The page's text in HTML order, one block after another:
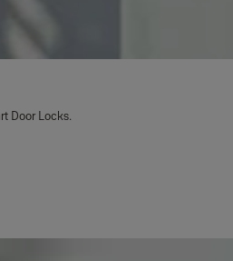
Door Locks.